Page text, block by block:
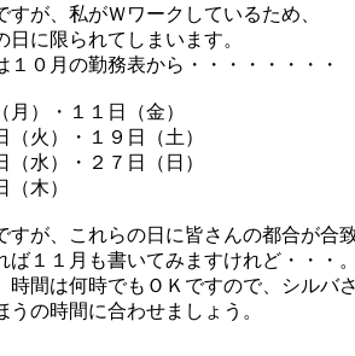
すが、私がＷワークしているため、
日に限られてしまいます。
１０月の勤務表から・・・・・・・・
月）・１１日（金）
（火）・１９日（土）
（水）・２７日（日）
（木）
すが、これらの日に皆さんの都合が合
ば１１月も書いてみますけれど・・・。
時間は何時でもＯＫですので、シルバ
うの時間に合わせましょう。